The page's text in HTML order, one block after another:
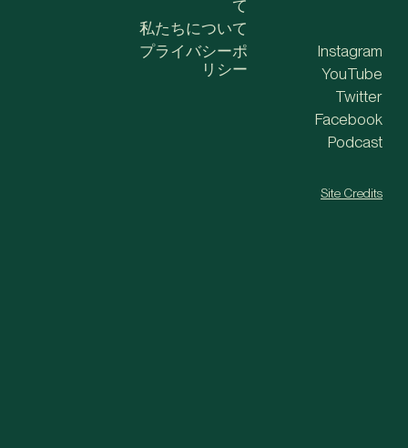
て
私たちについて
プライバシーポ
リシー
Instagram
YouTube
Twitter
Facebook
Podcast
Site Credits